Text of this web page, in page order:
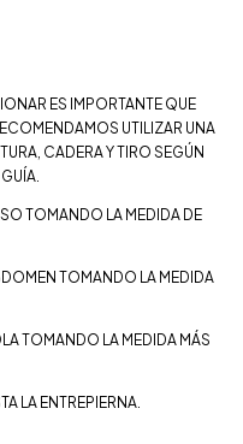
ES IMPORTANTE QUE
UTILIZAR UNA
CADERA Y TIRO SEGÚN
TOMANDO LA MEDIDA DE
TOMANDO LA MEDIDA
TOMANDO LA MEDIDA MÁS
LA ENTREPIERNA.